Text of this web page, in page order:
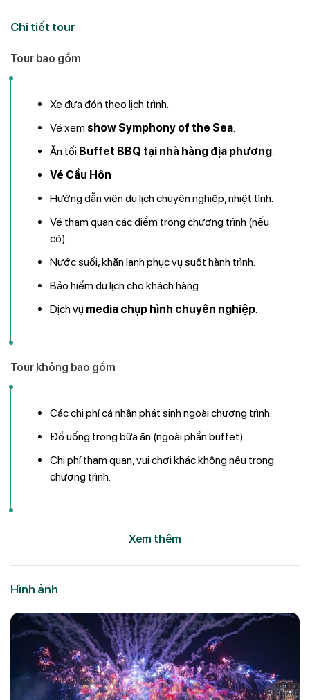
Chi tiết tour
Tour bao gồm
Xe đưa đón theo lịch trình.
Vé xem show Symphony of the Sea.
Ăn tối Buffet BBQ tại nhà hàng địa phương.
Vé Cầu Hôn
Hướng dẫn viên du lịch chuyên nghiệp, nhiệt tình.
Vé tham quan các điểm trong chương trình (nếu
có).
Nước suối, khăn lạnh phục vụ suốt hành trình.
Bảo hiểm du lịch cho khách hàng.
Dịch vụ media chụp hình chuyên nghiệp.
Tour không bao gồm
Các chi phí cá nhân phát sinh ngoài chương trình.
Đồ uống trong bữa ăn (ngoài phần buffet).
Chi phí tham quan, vui chơi khác không nêu trong
chương trình.
Xem thêm
Hình ảnh